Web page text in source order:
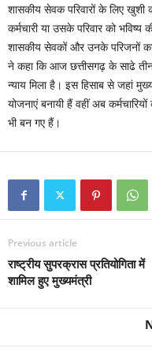
शासकीय सेवक परिवारों के लिए
कर्मचारी या उसके परिवार को
शासकीय सेवकों और उनके परिजनों का
ने कहा कि आज छत्तीसगढ़ के साढे
न्याय मिला है। इस हिसाब से जहां
योजनाएं बनायी हैं वहीं अब
भी बन गए हैं।
Previous article
राष्ट्रीय सुपरक्रास प्रतियोगिता में
शामिल हुए मुख्यमंत्री